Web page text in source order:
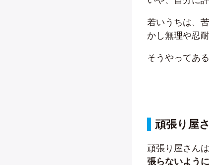
若いうちは、
かし無理や忍
そうやってあ
頑張り屋
頑張り屋さん
張らないよう